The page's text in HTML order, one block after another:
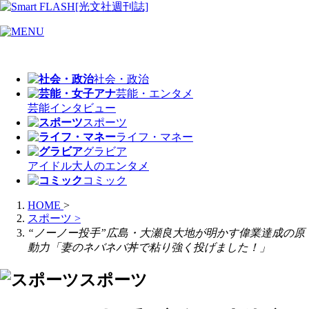
社会・政治
芸能・エンタメ
芸能インタビュー
スポーツ
ライフ・マネー
グラビア
アイドル大人のエンタメ
コミック
HOME >
スポーツ >
“ノーノー投手”広島・大瀬良大地が明かす偉業達成の原
動力「妻のネバネバ丼で粘り強く投げました！」
スポーツ